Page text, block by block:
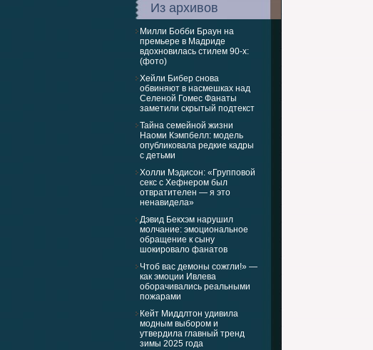
Из архивов
Милли Бобби Браун на
премьере в Мадриде
вдохновилась стилем 90-х:
(фото)
Хейли Бибер снова
обвиняют в насмешках над
Селеной Гомес Фанаты
заметили скрытый подтекст
Тайна семейной жизни
Наоми Кэмпбелл: модель
опубликовала редкие кадры
с детьми
Холли Мэдисон: «Групповой
секс с Хефнером был
отвратителен — я это
ненавидела»
Дэвид Бекхэм нарушил
молчание: эмоциональное
обращение к сыну
шокировало фанатов
Чтоб вас демоны сожгли!» —
как эмоции Ивлева
оборачивались реальными
пожарами
Кейт Миддлтон удивила
модным выбором и
утвердила главный тренд
зимы 2025 года